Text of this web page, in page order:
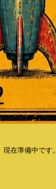
在準備中です。